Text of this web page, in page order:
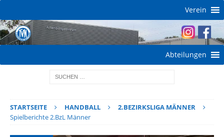
Verein
Abteilungen
STARTSEITE HANDBALL
2.BEZIRKSLIGA MÄNNER
Spielberichte 2.BzL Männer